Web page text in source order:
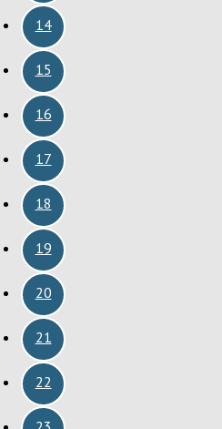
14
15
16
17
18
19
20
21
22